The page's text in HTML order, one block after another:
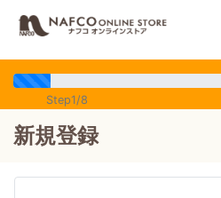
Step1/8
新規登録